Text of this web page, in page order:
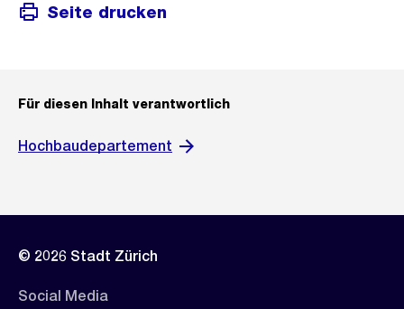
Seite drucken
Für diesen Inhalt verantwortlich
Hochbaudepartement
© 2026 Stadt Zürich
Social Media